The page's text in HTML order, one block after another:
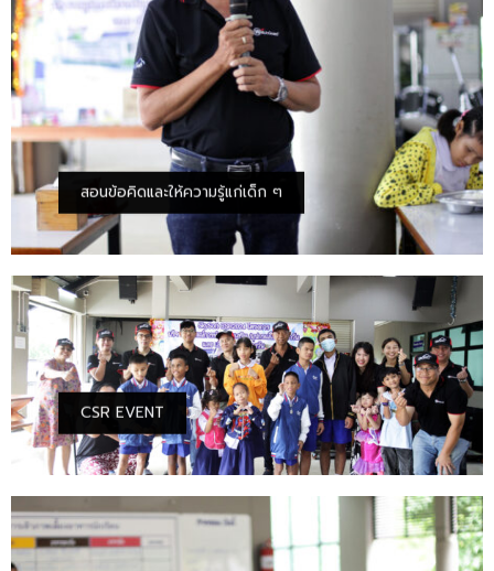
สอนข้อคิดและให้ความรู้แก่เด็ก ๆ
CSR EVENT